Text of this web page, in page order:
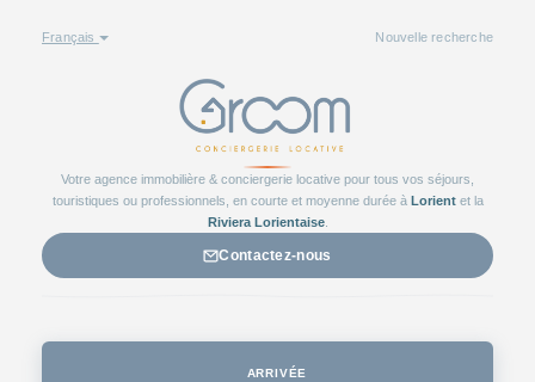
Français Nouvelle recherche
Votre agence immobilière & conciergerie locative pour tous vos séjours,
touristiques ou professionnels, en courte et moyenne durée à Lorientet la
Riviera Lorientaise.
Contactez-nous
ARRIVÉE